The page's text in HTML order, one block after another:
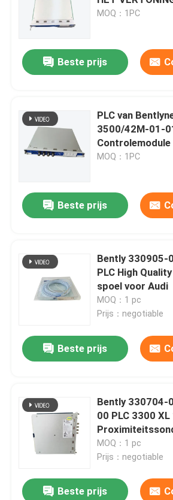
Bently Nevada
PLC GE Fanuc
Schneider Modicon-PLC
Honeywell-
Foxboro Dcs-systeem
Triconex Tricon
B&R-module
Beckhoff PLC module
Bachmann-krachtmodule
ICS-controller
MOQ：1PC
Beste prijs
PLC van
3500/42M-01-
Controlemodule
MOQ：1PC
Beste prijs
Bently
PLC High
spoel voor Audi
MOQ：1 pc
Prijs：negotiable
Beste prijs
Bently
00 PLC 3300
DEDICATE PLC
MOQ：1 pc
Prijs：negotiable
Beste prijs